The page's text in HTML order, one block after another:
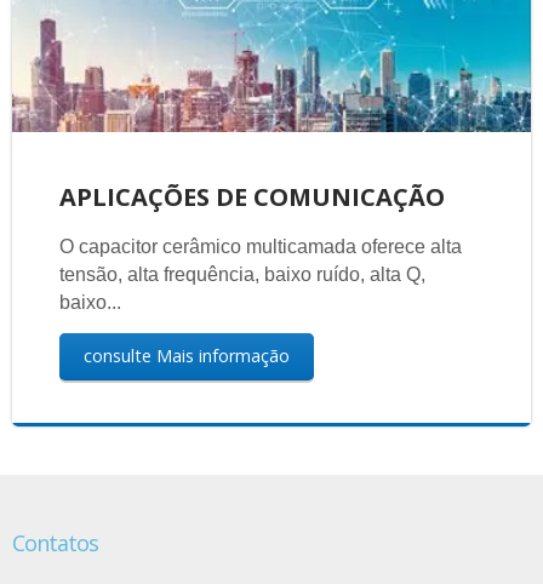
APLICAÇÕES DE COMUNICAÇÃO
O capacitor cerâmico multicamada oferece alta
tensão, alta frequência, baixo ruído, alta Q,
baixo...
consulte Mais informação
Contatos